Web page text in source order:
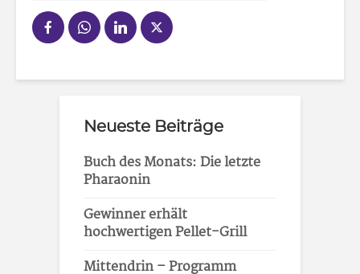
Neueste Beiträge
Buch des Monats: Die letzte
Pharaonin
Gewinner erhält
hochwertigen Pellet-Grill
Mittendrin – Programm